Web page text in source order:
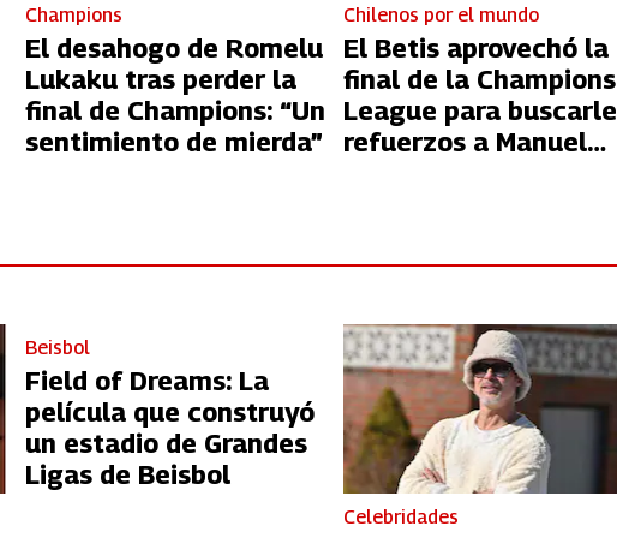
Champions
El desahogo de Romelu
Lukaku tras perder la
final de Champions: “Un
sentimiento de mierda”
Chilenos por el mundo
El Betis aprovechó la
final de la Champions
League para buscarle
refuerzos a Manuel
Beisbol
Field of Dreams: La
película que construyó
un estadio de Grandes
Ligas de Beisbol
Celebridades